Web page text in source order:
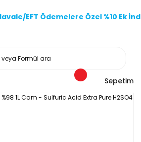
EFT Ödemelere Özel %10 Ek
Sepetim